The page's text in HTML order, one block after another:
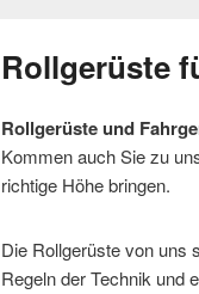
Rollgerüste
Rollgerüste und
Kommen auch Sie zu
richtige Höhe bringen.
Die Rollgerüste von uns
Regeln der Technik und